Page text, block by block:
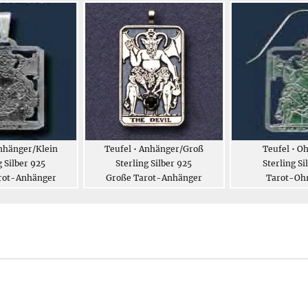
Klein
Silber 925
Anhänger
Teufel • Anhänger/Groß
Sterling Silber 925
Große Tarot-Anhänger
Teufel •
Sterling
Tarot-